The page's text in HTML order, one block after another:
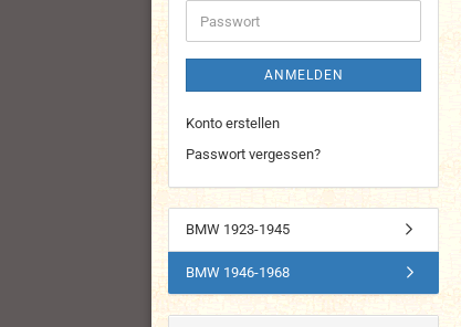
Passwort
ANMELDEN
Konto erstellen
Passwort vergessen?
BMW 1923-1945
BMW 1946-1968